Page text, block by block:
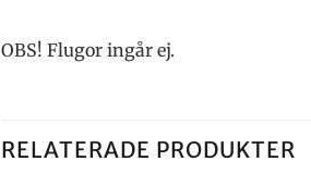
OBS! Flugor ingår ej.
RELATERADE PRODUKTER